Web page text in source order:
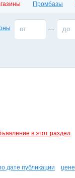
Промбазы
—
в этот раздел
дате публикации цене